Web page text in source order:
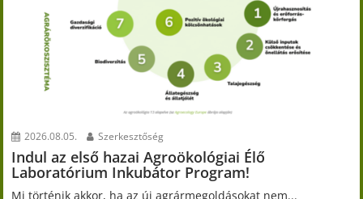
2026.08.05. Szerkesztőség
Indul az első hazai Agroökológiai Élő
Laboratórium Inkubátor Program!
Mi történik akkor, ha az új agrármegoldásokat nem...